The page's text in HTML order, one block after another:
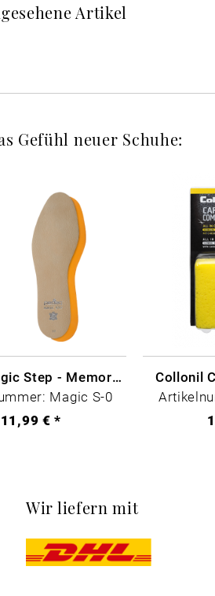
Artikel
Gefühl neuer Schuhe:
Pedag Magic Step - Memory Schaum
Magic S-0
11,99 € *
Collonil
Wir liefern mit